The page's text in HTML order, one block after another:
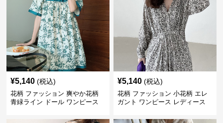
¥5,140 (税込)
花柄 ファッション 爽やか花柄
青緑ライン ドール ワンピース
¥5,140 (税込)
花柄 ファッション 小花柄 エレ
ガント ワンピース レディース